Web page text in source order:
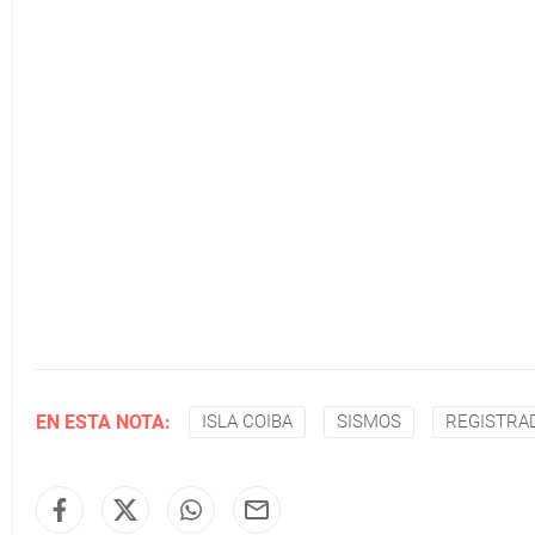
EN ESTA NOTA: ISLA COIBA SISMOS